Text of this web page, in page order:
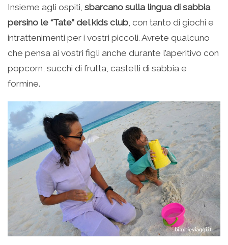
Insieme agli ospiti, sbarcano sulla lingua di sabbia
persino le “Tate” del kids club, con tanto di giochi e
intrattenimenti per i vostri piccoli. Avrete qualcuno
che pensa ai vostri figli anche durante l’aperitivo con
popcorn, succhi di frutta, castelli di sabbia e
formine.